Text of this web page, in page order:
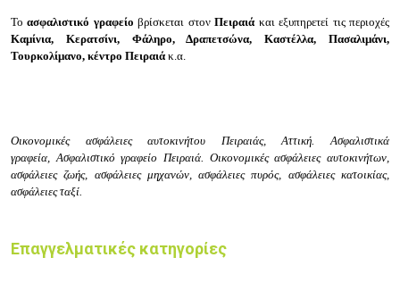
Τοασφαλιστικό γραφείοβρίσκεται στονΠειραιά και εξυπηρετεί τις περιοχές
Καμίνια, Κερατσίνι, Φάληρο, Δραπετσώνα, Καστέλλα, Πασαλιμάνι,
Τουρκολίμανο, κέντρο Πειραιά κ.α.
Οικονομικές ασφάλειες αυτοκινήτου Πειραιάς, Αττική. Ασφαλιστικά
γραφεία,Ασφαλιστικό γραφείοΠειραιά. Οικονομικές ασφάλειες αυτοκινήτων,
ασφάλειες ζωής, ασφάλειες μηχανών, ασφάλειες πυρός, ασφάλειες κατοικίας,
ασφάλειες ταξί.
Επαγγελματικές κατηγορίες